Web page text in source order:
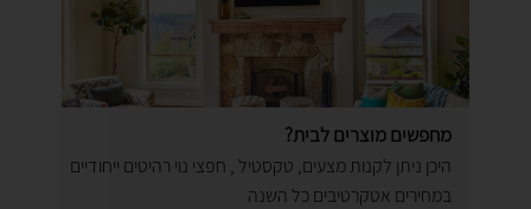
מחפשים מוצרים לבית?
היכן ניתן לקנות מצעים, טקסטיל , חפצי נוי רהיטים ייחודיים
במחירים אטקרטיבים כל השנה